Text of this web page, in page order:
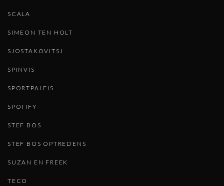
SCALA
SIMEON TEN HOLT
SJOSTAKOVITSJ
SPINVIS
SPORTPALEIS
SPOTIFY
STEF BOS
STEF BOS OPTREDENS
SUZAN EN FREEK
TECO